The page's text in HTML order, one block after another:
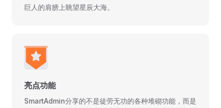
巨人的肩膀上眺望星辰大海。
亮点功能
SmartAdmin分享的不是徒劳无功的各种堆砌功能，而是